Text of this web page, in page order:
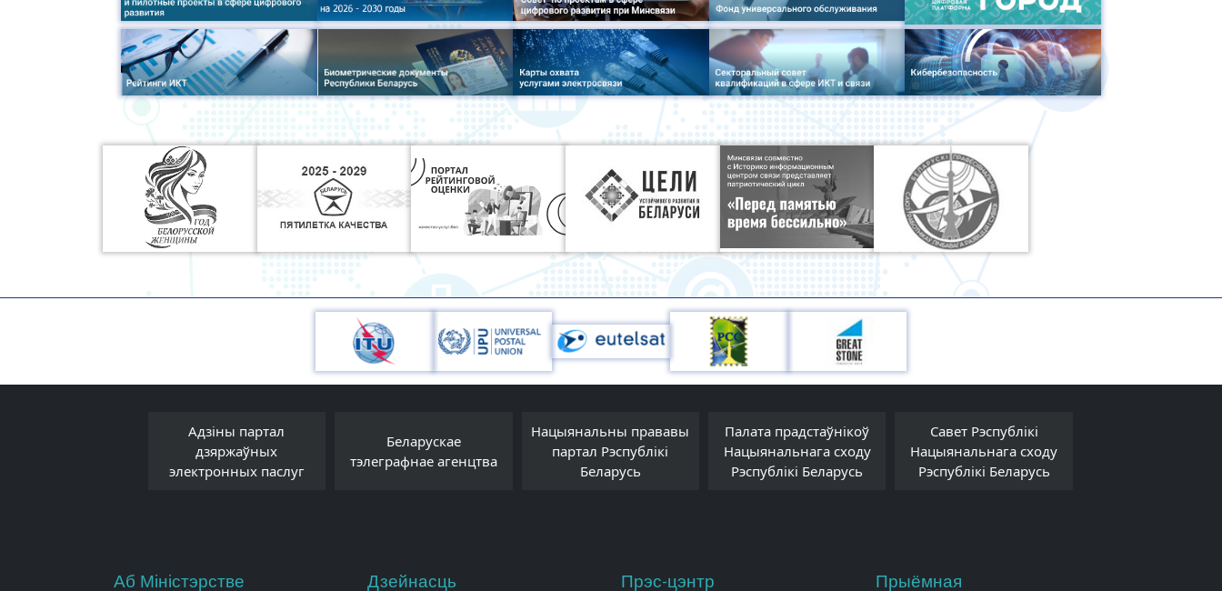
Адзіны партал
дзяржаўных
электронных паслуг
Беларускае
тэлеграфнае агенцтва
Нацыянальны прававы
партал Рэспублікі
Беларусь
Палата прадстаўнікоў
Нацыянальнага сходу
Рэспублікі Беларусь
Савет Рэспублікі
Нацыянальнага сходу
Рэспублікі Беларусь
Аб Міністэрстве Дзейнасць Прэс-цэнтр Прыёмная